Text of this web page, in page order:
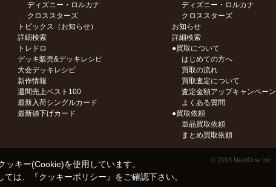
ディズニー・ロルカナ
クロススターズ
トピックス（お知らせ）
詳細検索
トレドロ
デッキ販売&デッキレシピ
大会デッキレシピ
新作情報
週間売上ベスト100
最新入荷シングルカード
最新値下げカード
ディズニー・ロルカナ
クロススターズ
お知らせ
詳細検索
●買取について
はじめての方へ
買取の流れ
買取査定について
査定金額アップキャンペーン
よくある質問
●買取依頼
単品買取依頼
まとめ買取依頼
© 2013 NextOne Inc.
キー(Cookie)を使用しています。
ては、『クッキーポリシー』をご確認下さい。